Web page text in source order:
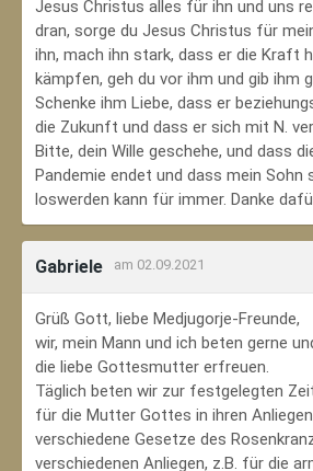
Jesus Christus alles für ihn und uns
dran, sorge du Jesus Christus für
ihn, mach ihn stark, dass er die Kraft
kämpfen, geh du vor ihm und gib ihm
Schenke ihm Liebe, dass er
die Zukunft und dass er sich mit N.
Bitte, dein Wille geschehe, und dass
Pandemie endet und dass mein Sohn
loswerden kann für immer. Danke
Gabriele am 02.09.2021
Grüß Gott, liebe Medjugorje-Freunde,
wir, mein Mann und ich beten gerne
die liebe Gottesmutter erfreuen.
Täglich beten wir zur festgelegten
für die Mutter Gottes in ihren
verschiedene Gesetze des
verschiedenen Anliegen, z.B. für die